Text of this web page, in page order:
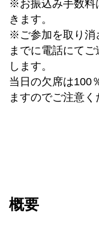
※お振込み手数料
きます。
※ご参加を取り消
までに電話にて
します。
当日の欠席は100
ますのでご注意く
概要